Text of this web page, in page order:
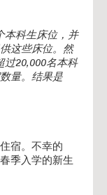
本科生床位，并
这些床位。然
过20,000名本科
量。结果是
宿。不幸的
季入学的新生